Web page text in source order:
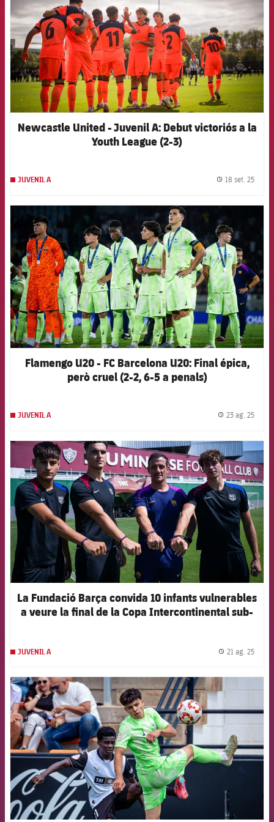
Newcastle United - Juvenil A: Debut victoriós a la
Youth League (2-3)
JUVENIL A 18 set. 25
FCB Barcelona badge
Flamengo U20 - FC Barcelona U20: Final épica,
però cruel (2-2, 6-5 a penals)
JUVENIL A 23 ag. 25
FCB Barcelona badge
La Fundació Barça convida 10 infants vulnerables
a veure la final de la Copa Intercontinental sub-
JUVENIL A 21 ag. 25
FCB Barcelona badge